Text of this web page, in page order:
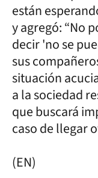
están
y agregó: “No
decir 'no se
sus
situación
a la sociedad
que buscará
caso de llegar
(EN)